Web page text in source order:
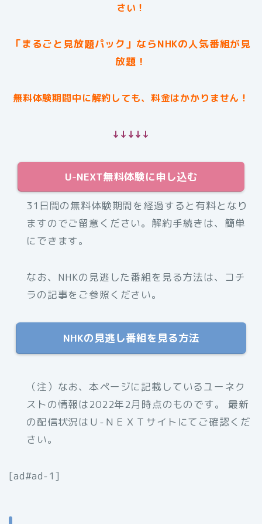
さい！
「まるごと見放題パック」ならNHKの人気番組が見
放題！
無料体験期間中に解約しても、料金はかかりません！
↓↓↓↓↓
U-NEXT無料体験に申し込む
31日間の無料体験期間を経過すると有料となり
ますのでご留意ください。解約手続きは、簡単
にできます。
なお、NHKの見逃した番組を見る方法は、コチ
ラの記事をご参照ください。
NHKの見逃し番組を見る方法
（注）なお、本ページに記載しているユーネク
ストの情報は2022年2月時点のものです。 最新
の配信状況はＵ-ＮＥＸＴサイトにてご確認くだ
さい。
[ad#ad-1]